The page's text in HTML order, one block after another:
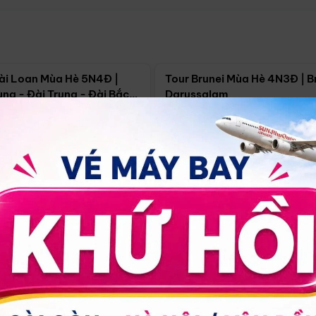
Loan Mùa Hè 5N4Đ |
- Đài Trung - Đài Bắc
18/09
Tour Brunei Mùa Hè 4N3Đ |
Darussalam
Hồ Chí Minh 4N3Đ
30/08 17/09 24/09
14.499.000đ Xem chi